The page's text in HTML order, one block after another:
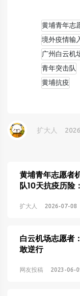
黄埔青年志
境外疫情输
广州白云机
青年突击队
黄埔抗疫
扩大人
黄埔青年志愿者
队10天抗疫历险
扩大人 2026-07-08
白云机场志愿者
敢逆行
网友投稿 2023-06-